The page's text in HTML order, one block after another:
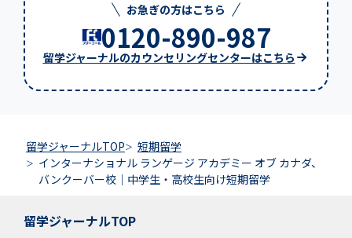
お急ぎの方はこちら
0120-890-987
留学ジャーナルのカウンセリングセンターはこちら
留学ジャーナルTOP
短期留学
インターナショナル ランゲージ アカデミー オブ カナダ、
バンクーバー校｜中学生・高校生向け短期留学
留学ジャーナルTOP